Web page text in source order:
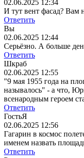
02.06.2025 12:34
И тут вент фасад? Вам
Ответить
Вы
02.06.2025 12:44
Серьёзно. А больше
Ответить
Шкраб
02.06.2025 12:55
"9 мая 1955 года на
называлось" - а что,
всенародным героем
Ответить
ГостьЯ
02.06.2025 12:56
Гагарин в космос
именем назвать
Ответить